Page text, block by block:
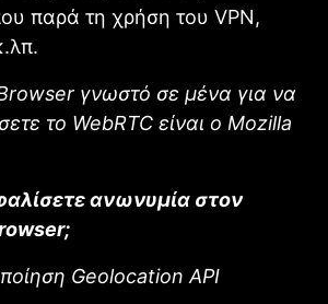
παρά τη χρήση του VPN,
γνωστό σε μένα για να
το WebRTC είναι ο Mozilla
ανωνυμία στον
Geolocation API